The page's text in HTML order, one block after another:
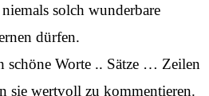
solch wunderbare
dürfen.
schöne Worte .. Sätze … Zeilen
sie wertvoll zu kommentieren.